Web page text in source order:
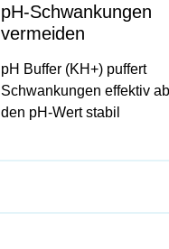
pH-Schwankungen
vermeiden
pH Buffer (KH+) puffert
Schwankungen effektiv
den pH-Wert stabil